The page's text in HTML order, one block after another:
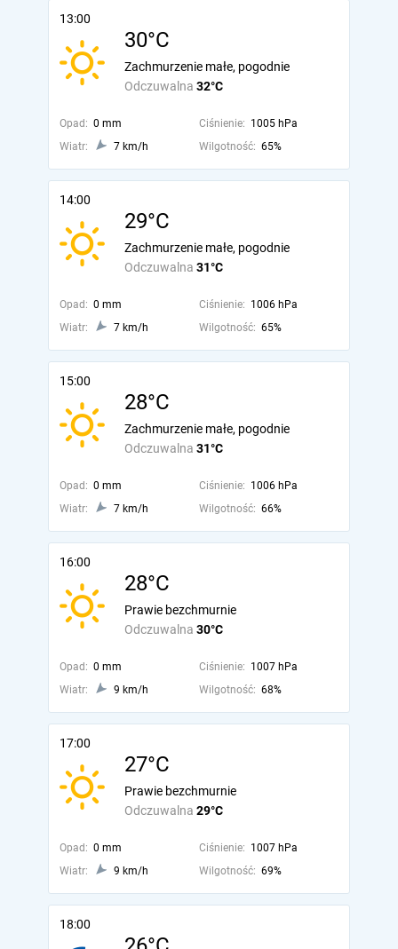
13:00
30°C
Odczuwalna 32°C
Zachmurzenie małe, pogodnie
Opad: 0 mm Ciśnienie: 1005 hPa
Wiatr:
7 km/h Wilgotność: 65%
14:00
29°C
Odczuwalna 31°C
Zachmurzenie małe, pogodnie
Opad: 0 mm Ciśnienie: 1006 hPa
Wiatr:
7 km/h Wilgotność: 65%
15:00
28°C
Odczuwalna 31°C
Zachmurzenie małe, pogodnie
Opad: 0 mm Ciśnienie: 1006 hPa
Wiatr:
7 km/h Wilgotność: 66%
16:00
28°C
Odczuwalna 30°C
Prawie bezchmurnie
Opad: 0 mm Ciśnienie: 1007 hPa
Wiatr:
9 km/h Wilgotność: 68%
17:00
27°C
Odczuwalna 29°C
Prawie bezchmurnie
Opad: 0 mm Ciśnienie: 1007 hPa
Wiatr:
9 km/h Wilgotność: 69%
18:00